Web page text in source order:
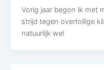
Vorig jaar begon ik met
strijd tegen overtollige
natuurlijk wel